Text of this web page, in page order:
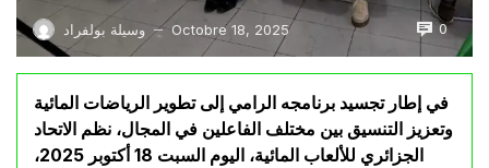
وسيلة بولفراد — Octobre 18, 2025 0
في إطار تجسيد برنامجه الرامي إلى تطوير الرياضات المائية
وتعزيز التنسيق بين مختلف الفاعلين في المجال، نظم الاتحاد
الجزائري للألعاب المائية، اليوم السبت 18 أكتوبر 2025،